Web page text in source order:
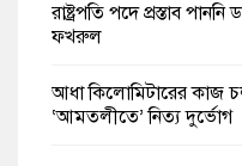
রাষ্ট্রপতি পদে প্রস্তাব
ফখরুল
আধা কিলোমিটারের কাজ
‘আমতলীতে’ নিত্য দুর্ভোগ